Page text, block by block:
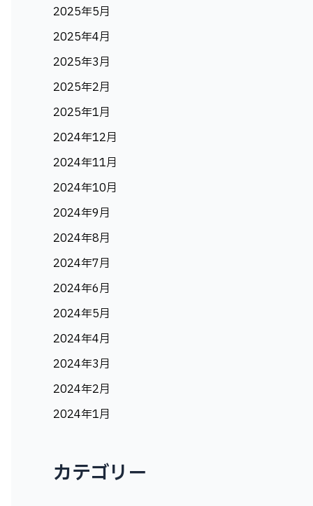
2025年5月
2025年4月
2025年3月
2025年2月
2025年1月
2024年12月
2024年11月
2024年10月
2024年9月
2024年8月
2024年7月
2024年6月
2024年5月
2024年4月
2024年3月
2024年2月
2024年1月
カテゴリー